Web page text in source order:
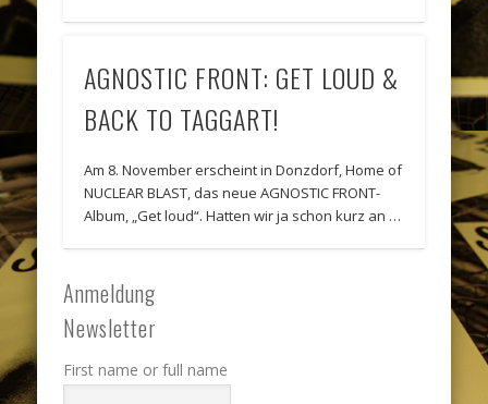
AGNOSTIC FRONT: GET LOUD &
BACK TO TAGGART!
Am 8. November erscheint in Donzdorf, Home of
NUCLEAR BLAST, das neue AGNOSTIC FRONT-
Album, „Get loud“. Hatten wir ja schon kurz an …
Anmeldung
Newsletter
First name or full name